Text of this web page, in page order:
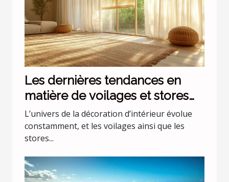
Les dernières tendances en
matière de voilages et stores
pour intérieurs
L’univers de la décoration d’intérieur évolue
constamment, et les voilages ainsi que les
stores...